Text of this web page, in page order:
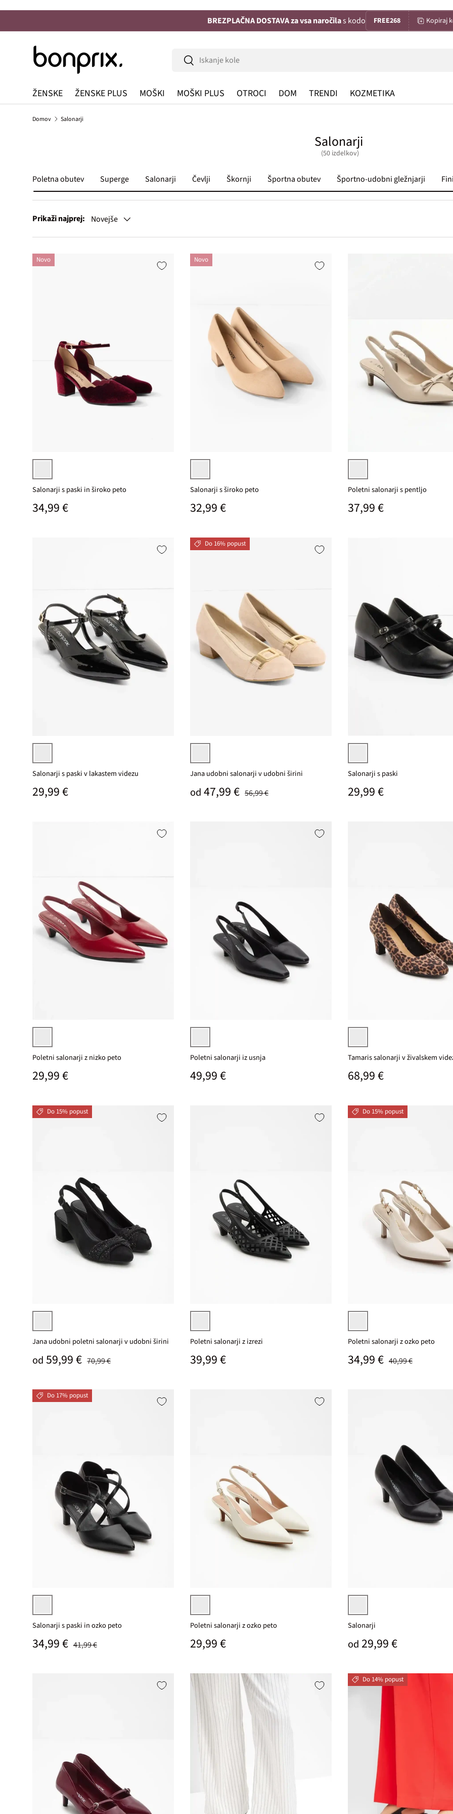
BREZPLAČNA DOSTAVA za vsa naročilas kodo FREE268 Kopiraj
Iskanje
Iskanje
ŽENSKE ŽENSKE PLUS MOŠKI MOŠKI PLUS OTROCI DOM TRENDI KOZMETIKA
Domov Salonarji
Salonarji
(50 izdelkov)
Poletna obutev Superge Salonarji Čevlji Škornji Športna obutev Športno-udobni gležnjarji
Prikaži najprej: Novejše
Novo
vinska
Salonarji s paski in široko peto
Običajna cena
34,99 €
Novo
bež
Salonarji s široko peto
Običajna cena
32,99 €
bež
Poletni salonarji s pentljo
Običajna cena
37,99 €
črna
Salonarji s paski v lakastem videzu
Običajna cena
29,99 €
Do 16% popust
bež
Jana udobni salonarji v udobni širini
Prodajna cena
od 47,99 € Običajna cena
56,99 €
črna
Salonarji s paski
Običajna cena
29,99 €
rubinasta
Poletni salonarji z nizko peto
Običajna cena
29,99 €
črna
Poletni salonarji iz usnja
Običajna cena
49,99 €
rjava leopardji živalski vzorec
Tamaris salonarji v živalskem
Običajna cena
68,99 €
Do 15% popust
črna
Jana udobni poletni salonarji v udobni širini
Prodajna cena
od 59,99 € Običajna cena
70,99 €
črna
Poletni salonarji z izrezi
Običajna cena
39,99 €
Do 15% popust
bež
Poletni salonarji z ozko peto
Prodajna cena
34,99 € Običajna cena
40,99 €
Do 17% popust
črna
Salonarji s paski in ozko peto
Prodajna cena
34,99 € Običajna cena
41,99 €
bisernata
Poletni salonarji z ozko peto
Običajna cena
29,99 €
črna
Salonarji
Običajna cena
od 29,99 €
Do 14% popust